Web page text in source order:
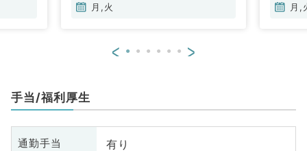
月,火 月,
< >
手当/福利厚生
通勤手当 有り